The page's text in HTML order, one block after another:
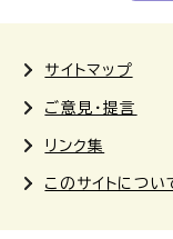
サイトマップ
ご意見・提言
リンク集
このサイトについ